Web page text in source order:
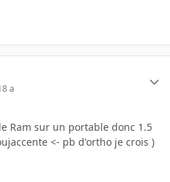
a
Ram sur un portable donc 1.5
<- pb d'ortho je crois )